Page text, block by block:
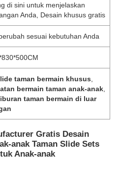
di sini untuk menjelaskan
Anda, Desain khusus gratis
sesuai kebutuhan Anda
taman bermain khusus
bermain taman anak-anak
taman bermain di luar
Gratis Desain
anak Taman Slide Sets
Anak-anak